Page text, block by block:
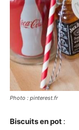
Photo : pinterest.fr
Biscuits en pot :